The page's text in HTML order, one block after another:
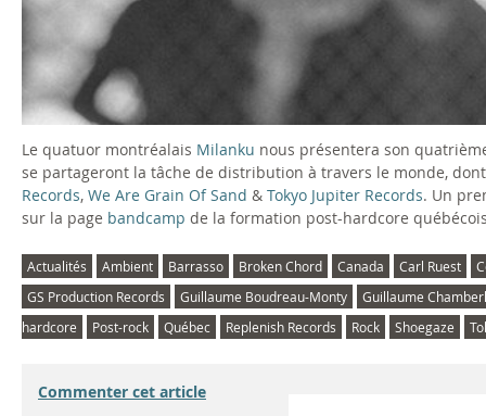
c
i
Le quatuor montréalais Milanku nous présentera son
se partageront la tâche de distribution à travers le monde,
Records, We Are Grain Of Sand & Tokyo Jupiter Records. Un
sur la page bandcamp de la formation post-hardcore
Actualités Ambient Barrasso Broken Chord Canada Carl Ruest
GS Production Records
Guillaume Boudreau-Monty
Guillaume
hardcore
Post-rock Québec Replenish Records Rock Shoegaze
Commenter cet article